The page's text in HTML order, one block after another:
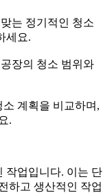
는 정기적인 청소
세요.
장의 청소 범위와
계획을 비교하며,
.
작업입니다. 이는 단
하고 생산적인 작업